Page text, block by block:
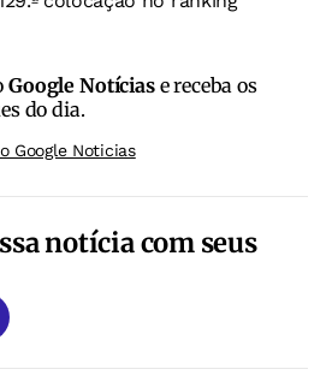
Google Notíciase receba os
do dia.
Google Noticias
notícia com seus